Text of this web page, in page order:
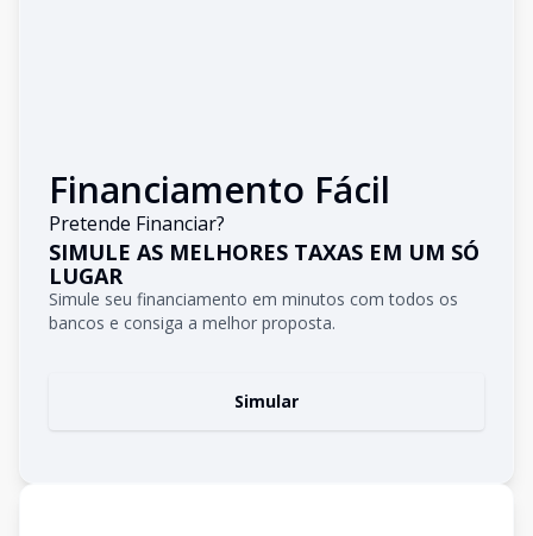
Financiamento Fácil
Pretende Financiar?
SIMULE AS MELHORES TAXAS EM UM SÓ
LUGAR
Simule seu financiamento em minutos com todos os
bancos e consiga a melhor proposta.
Simular